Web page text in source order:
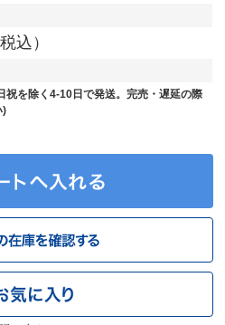
込）
祝を除く4-10日で発送。完売・遅延の際
)